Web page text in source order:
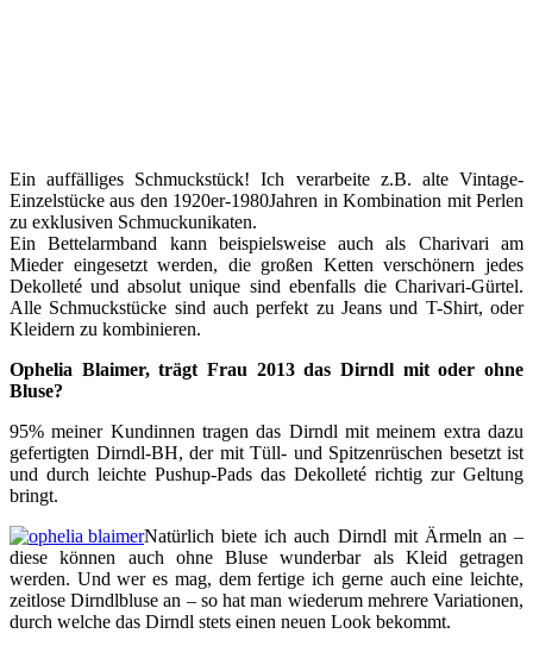
Ein auffälliges Schmuckstück! Ich verarbeite z.B. alte Vintage-
Einzelstücke aus den 1920er-1980Jahren in Kombination mit Perlen
zu exklusiven Schmuckunikaten.
Ein Bettelarmband kann beispielsweise auch als Charivari am
Mieder eingesetzt werden, die großen Ketten verschönern jedes
Dekolleté und absolut unique sind ebenfalls die Charivari-Gürtel.
Alle Schmuckstücke sind auch perfekt zu Jeans und T-Shirt, oder
Kleidern zu kombinieren.
Ophelia Blaimer, trägt Frau 2013 das Dirndl mit oder ohne
Bluse?
95% meiner Kundinnen tragen das Dirndl mit meinem extra dazu
gefertigten Dirndl-BH, der mit Tüll- und Spitzenrüschen besetzt ist
und durch leichte Pushup-Pads das Dekolleté richtig zur Geltung
bringt.
Natürlich biete ich auch Dirndl mit Ärmeln an –
diese können auch ohne Bluse wunderbar als Kleid getragen
werden. Und wer es mag, dem fertige ich gerne auch eine leichte,
zeitlose Dirndlbluse an – so hat man wiederum mehrere Variationen,
durch welche das Dirndl stets einen neuen Look bekommt.